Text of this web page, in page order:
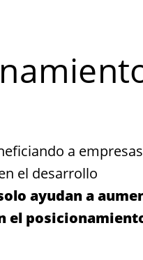
a empresas
el desarrollo
ayudan a
el